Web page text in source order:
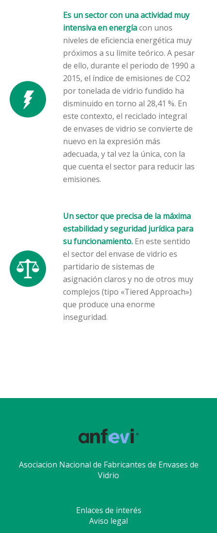
Es un sector con una actividad muy
intensiva en energíacon unos
niveles de eficiencia energética muy
próximos a su límite teórico. A pesar
de ello, durante el periodo de 1990 a
2015, el índice de emisiones de CO2
por tonelada de vidrio fundido ha
disminuido en torno al 28,41 %. En
este contexto, el reciclado integral
de envases de vidrio se convierte de
nuevo en la expresión más
adecuada, y tal vez la única, con la
que cuenta el sector para reducir las
emisiones.
Un sector que precisa de la máxima
estabilidad y seguridad jurídica para
su funcionamiento. En este sentido
el sector del envase de vidrio es
partidario de sistemas de
asignación claros y no de otros muy
complejos (tipo «Tiered Approach»)
que produce una enorme
inseguridad.
Asociacion Nacional de Fabricantes de Envases de
Vidrio
Enlaces de interés
Aviso legal